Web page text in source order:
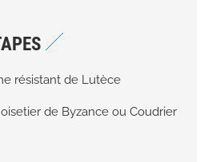
résistant de Lutèce
de Byzance ou Coudrier